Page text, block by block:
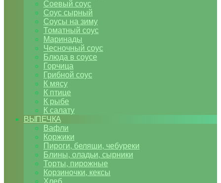
Соевый соус
Соус сырный
Соусы на зиму
Томатный соус
Маринады
Чесночный соус
Блюда в соусе
Горчица
Грибной соус
К мясу
К птице
К рыбе
К салату
ВЫПЕЧКА
Вафли
Коржики
Пироги, беляши, чебуреки
Блины, оладьи, сырники
Торты, пирожные
Корзиночки, кексы
Хлеб